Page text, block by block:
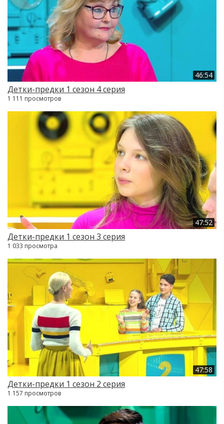
46:54
Детки-предки 1 сезон 4 серия
1 111 просмотров
47:52
Детки-предки 1 сезон 3 серия
1 033 просмотра
47:58
Детки-предки 1 сезон 2 серия
1 157 просмотров